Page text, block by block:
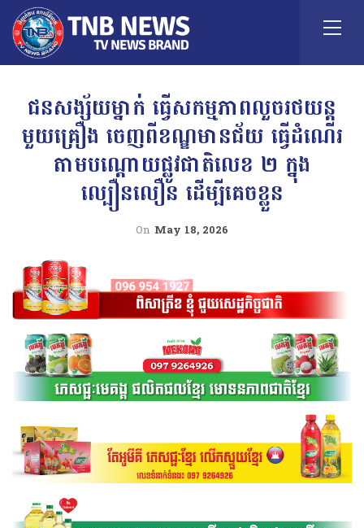
ជនសង្ស័យម្នាក់ ធ្វើសកម្មភាពលួចរថយន្ត
មួយគ្រឿង ចេញពីខណ្ឌមានជ័យ ធ្វើដំណើរ
តាមបណ្តោយផ្លូវជាតិលេខ ២ ក្នុង
ល្បឿនលឿន ដើម្បីគេចខ្លួន
On May 18, 2026